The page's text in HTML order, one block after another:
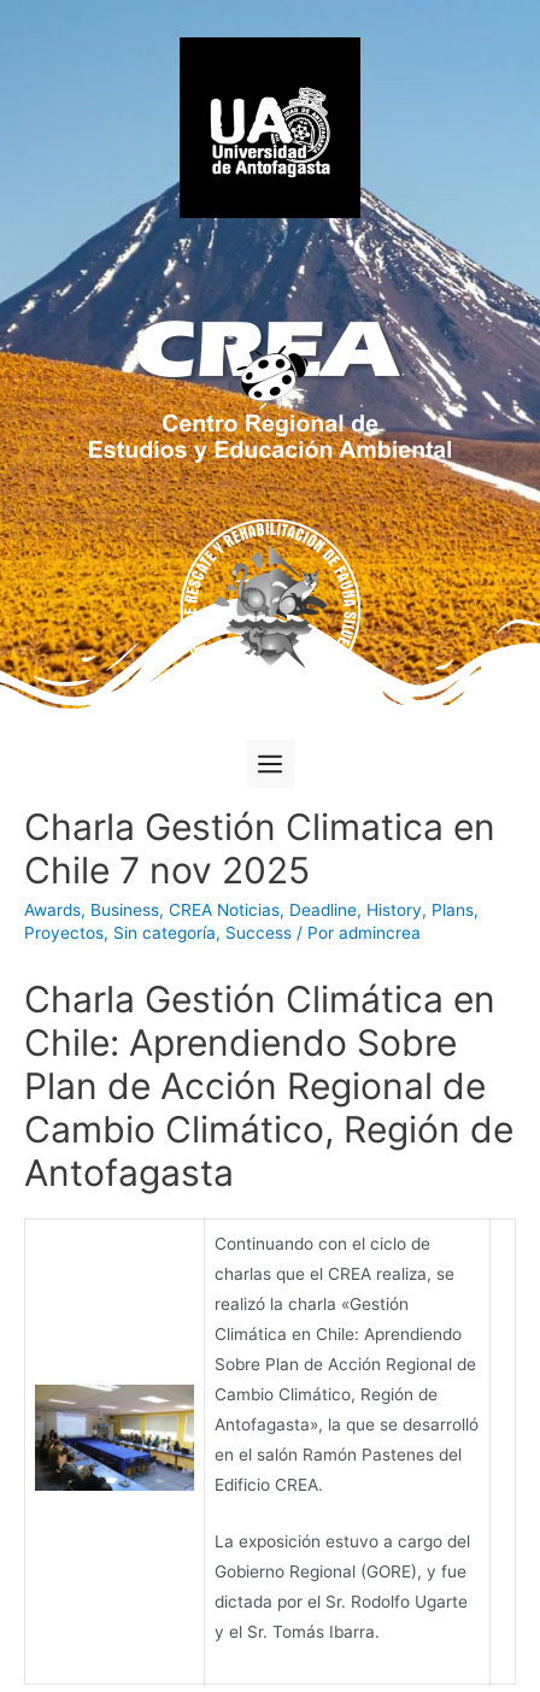
Charla Gestión Climatica en
Chile 7 nov 2025
Awards, Business, CREA Noticias, Deadline, History, Plans,
Proyectos, Sin categoría, Success / Por admincrea
Charla Gestión Climática en
Chile: Aprendiendo Sobre
Plan de Acción Regional de
Cambio Climático, Región de
Antofagasta
Continuando con el ciclo de
charlas que el CREA realiza, se
realizó la charla «Gestión
Climática en Chile: Aprendiendo
Sobre Plan de Acción Regional de
Cambio Climático, Región de
Antofagasta», la que se desarrolló
en el salón Ramón Pastenes del
Edificio CREA.
La exposición estuvo a cargo del
Gobierno Regional (GORE), y fue
dictada por el Sr. Rodolfo Ugarte
y el Sr. Tomás Ibarra.